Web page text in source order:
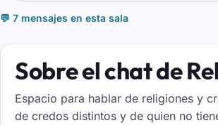
💬 7 mensajes en esta sala
Sobre el chat de
Espacio para hablar de religiones y
de credos distintos y de quien no